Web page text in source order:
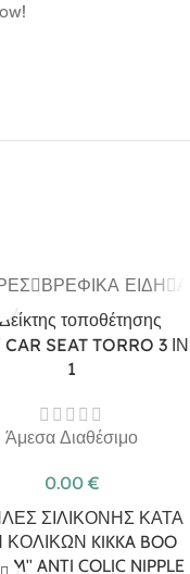
ΒΡΕΦΙΚΆ ΕΊΔΗ
SEAT TORRO 3 ΙΝ
1
Άμεσα Διαθέσιμο
0.00 €